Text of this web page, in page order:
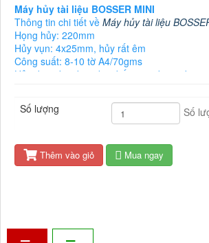
Máy hủy tài liệu BOSSER MINI
Thông tin chi tiết về Máy hủy tài liệu
Họng hủy: 220mm
Hủy vụn: 4x25mm, hủy rất êm
Công suất: 8-10 tờ A4/70gms
Hủy được kim kẹp, kim bấm, credit card
Tự động hủy/dừng
Chức năng chống kẹt giấy
Chức năng trả ngược giấy
Dao cắt bằng thép đặt biệt siêu bền
Thùng giấy: 15 lít
Số lượng Số
Thêm vào giỏ Mua ngay